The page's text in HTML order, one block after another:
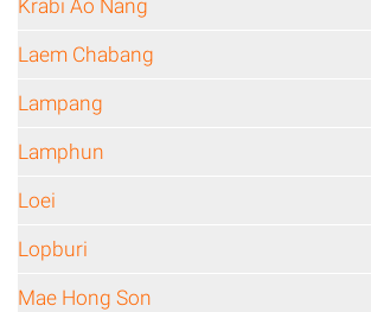
Krabi Ao Nang
Laem Chabang
Lampang
Lamphun
Loei
Lopburi
Mae Hong Son